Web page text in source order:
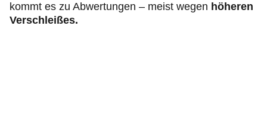
kommt es zu Abwertungen – meist wegen höheren
Verschleißes.